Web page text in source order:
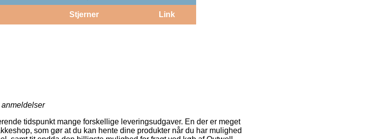
Stjerner Link
anmeldelser
tidspunkt mange forskellige leveringsudgaver. En der er meget
som gør at du kan hente dine produkter når du har mulighed